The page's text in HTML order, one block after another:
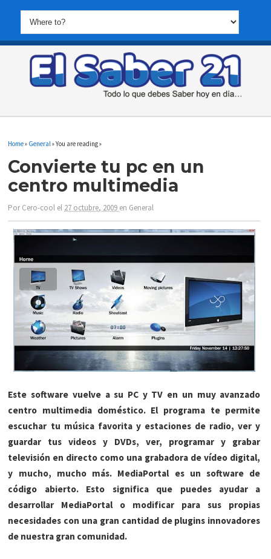
Home» General » You are reading »
Convierte tu pc en un
centro multimedia
PorCero-cool el 27 octubre, 2009 en General
Este software vuelve a su PC y TV en un muy avanzado
centro multimedia doméstico. El programa te permite
escuchar tu música favorita y estaciones de radio, ver y
guardar tus videos y DVDs, ver, programar y grabar
televisión en directo como una grabadora de vídeo digital,
y mucho, mucho más. MediaPortal es un software de
código abierto. Esto significa que puedes ayudar a
desarrollar MediaPortal o modificar para sus propias
necesidades con una gran cantidad de plugins innovadores
de nuestra gran comunidad.